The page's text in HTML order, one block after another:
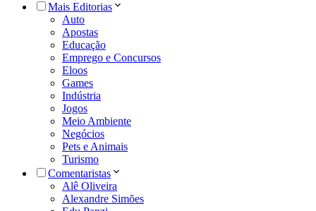
Mais Editorias
Auto
Apostas
Educação
Emprego e Concursos
Eloos
Games
Indústria
Jogos
Meio Ambiente
Negócios
Pets e Animais
Turismo
Comentaristas
Alê Oliveira
Alexandre Simões